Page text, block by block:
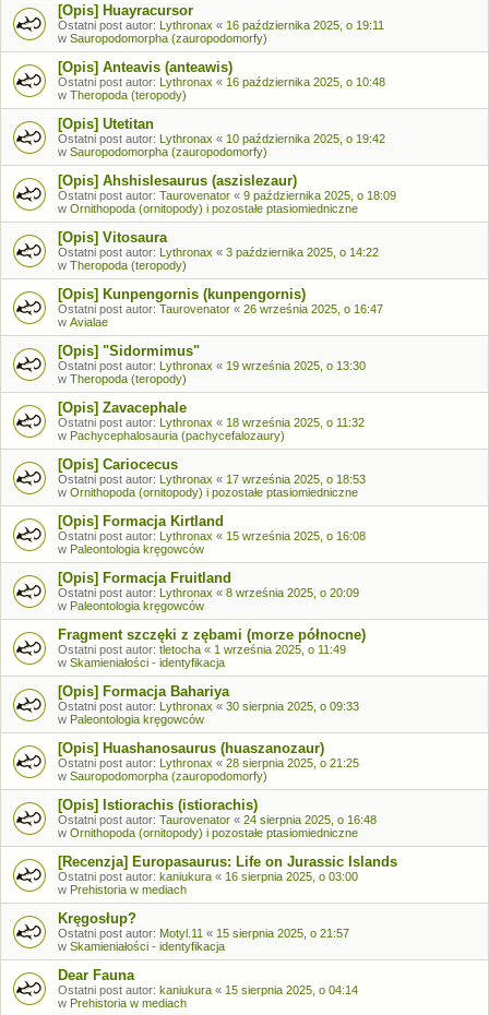
[Opis] Huayracursor
Ostatni post autor: Lythronax « 16 października 2025, o 19:11
w Sauropodomorpha (zauropodomorfy)
[Opis] Anteavis (anteawis)
Ostatni post autor: Lythronax « 16 października 2025, o 10:48
w Theropoda (teropody)
[Opis] Utetitan
Ostatni post autor: Lythronax « 10 października 2025, o 19:42
w Sauropodomorpha (zauropodomorfy)
[Opis] Ahshislesaurus (aszislezaur)
Ostatni post autor: Taurovenator « 9 października 2025, o 18:09
w Ornithopoda (ornitopody) i pozostałe ptasiomiedniczne
[Opis] Vitosaura
Ostatni post autor: Lythronax « 3 października 2025, o 14:22
w Theropoda (teropody)
[Opis] Kunpengornis (kunpengornis)
Ostatni post autor: Taurovenator « 26 września 2025, o 16:47
w Avialae
[Opis] "Sidormimus"
Ostatni post autor: Lythronax « 19 września 2025, o 13:30
w Theropoda (teropody)
[Opis] Zavacephale
Ostatni post autor: Lythronax « 18 września 2025, o 11:32
w Pachycephalosauria (pachycefalozaury)
[Opis] Cariocecus
Ostatni post autor: Lythronax « 17 września 2025, o 18:53
w Ornithopoda (ornitopody) i pozostałe ptasiomiedniczne
[Opis] Formacja Kirtland
Ostatni post autor: Lythronax « 15 września 2025, o 16:08
w Paleontologia kręgowców
[Opis] Formacja Fruitland
Ostatni post autor: Lythronax « 8 września 2025, o 20:09
w Paleontologia kręgowców
Fragment szczęki z zębami (morze północne)
Ostatni post autor: tletocha « 1 września 2025, o 11:49
w Skamieniałości - identyfikacja
[Opis] Formacja Bahariya
Ostatni post autor: Lythronax « 30 sierpnia 2025, o 09:33
w Paleontologia kręgowców
[Opis] Huashanosaurus (huaszanozaur)
Ostatni post autor: Lythronax « 28 sierpnia 2025, o 21:25
w Sauropodomorpha (zauropodomorfy)
[Opis] Istiorachis (istiorachis)
Ostatni post autor: Taurovenator « 24 sierpnia 2025, o 16:48
w Ornithopoda (ornitopody) i pozostałe ptasiomiedniczne
[Recenzja] Europasaurus: Life on Jurassic Islands
Ostatni post autor: kaniukura « 16 sierpnia 2025, o 03:00
w Prehistoria w mediach
Kręgosłup?
Ostatni post autor: Motyl.11 « 15 sierpnia 2025, o 21:57
w Skamieniałości - identyfikacja
Dear Fauna
Ostatni post autor: kaniukura « 15 sierpnia 2025, o 04:14
w Prehistoria w mediach